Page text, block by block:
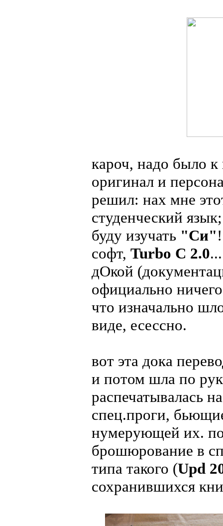
кароч, надо было
оригинал и
решил: нах мне
студенческий
буду изучать "Си"
софт, Turbo C 2.0
дОкой
официально
что изначально
виде, есессно.
вот эта дока
и потом шла по
распечатывалась
спец.проги,
нумерующей их.
брошюрование в
типа такого (Upd
сохранившихся